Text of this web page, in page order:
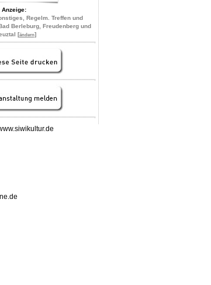
Anzeige:
Regelm. Treffen und
Berleburg, Freudenberg und
[ändern]